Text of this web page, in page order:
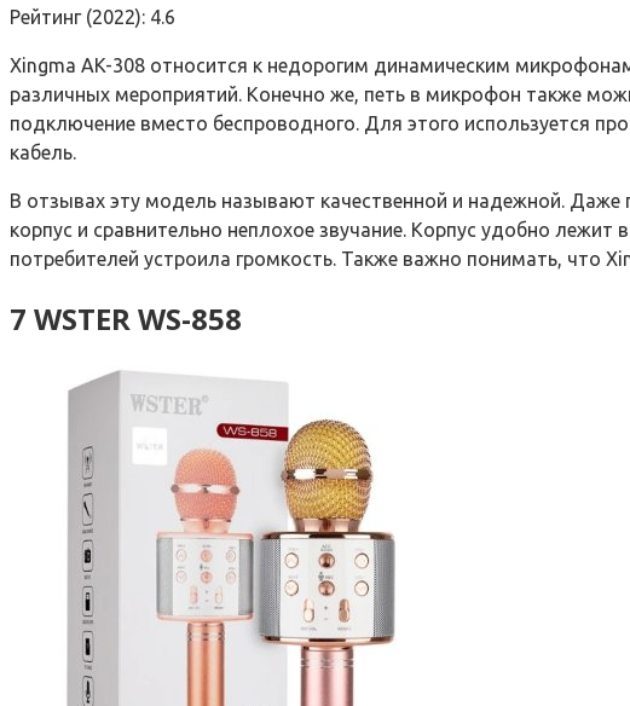
Рейтинг (2022): 4.6
Xingma AK-308 относится к недорогим динамическим
различных мероприятий. Конечно же, петь в микрофон также
подключение вместо беспроводного. Для этого используется
кабель.
В отзывах эту модель называют качественной и надежной. Даже
корпус и сравнительно неплохое звучание. Корпус удобно
потребителей устроила громкость. Также важно понимать, что
7 WSTER WS-858